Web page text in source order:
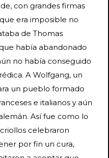
con grandes firmas
era imposible no
de Thomas
había abandonado
no había conseguido
A Wolfgang, un
un pueblo formado
e italianos y aún
Así fue como lo
celebraron
por fin un cura,